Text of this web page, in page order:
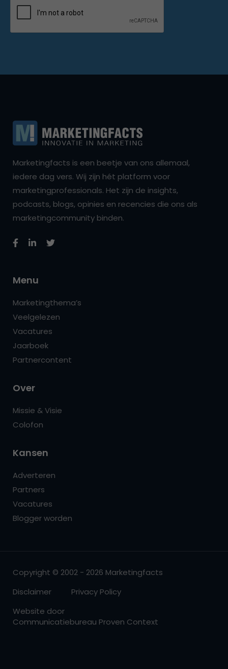
Marketingfacts is een beetje van ons allemaal,
iedere dag vers. Wij zijn hét platform voor
marketingprofessionals. Het zijn de insights,
podcasts, blogs, opinies en recencies die ons als
marketingcommunity binden.
Menu
Marketingthema’s
Veelgelezen
Vacatures
Jaarboek
Partnercontent
Over
Missie & Visie
Colofon
Kansen
Adverteren
Partners
Vacatures
Blogger worden
Copyright © 2002 - 2026 Marketingfacts
Disclaimer
Privacy Policy
Website door
Communicatiebureau Proven Context